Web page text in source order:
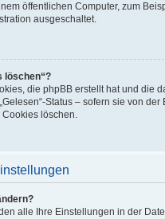
öffentlichen Computer, zum
ausgeschaltet.
löschen“?
die phpBB erstellt hat und
Status – sofern sie von
löschen.
alle Ihre Einstellungen in der